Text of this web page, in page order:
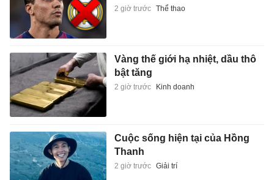
2 giờ trước Thể thao
Vàng thế giới hạ nhiệt, dầu thô
bật tăng
2 giờ trước Kinh doanh
Cuộc sống hiện tại của Hồng
Thanh
2 giờ trước Giải trí